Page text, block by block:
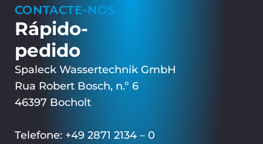
CONTACTE-NOS
Rápido-
pedido
Spaleck Wassertechnik GmbH
Rua Robert Bosch, n.º 6
46397 Bocholt
Telefone: +49 2871 2134 – 0